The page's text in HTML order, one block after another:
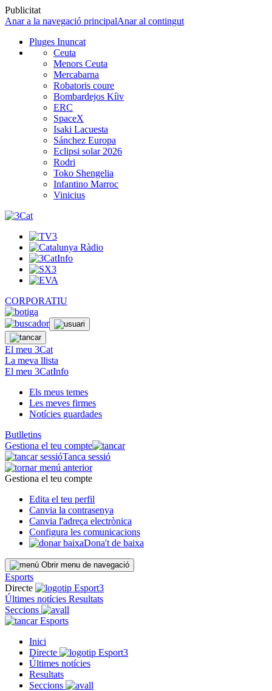
Publicitat
Anar a la navegació principalAnar al contingut
Pluges Inuncat
Ceuta
Menors Ceuta
Mercabarna
Robatoris coure
Bombardejos Kíiv
ERC
SpaceX
Isaki Lacuesta
Sánchez Europa
Eclipsi solar 2026
Rodri
Toko Shengelia
Infantino Marroc
Vinicius
CORPORATIU
El meu 3Cat
La meva llista
El meu 3CatInfo
Els meus temes
Les meves firmes
Notícies guardades
Butlletins
Gestiona el teu compte
Tanca sessió
Gestiona el teu compte
Edita el teu perfil
Canvia la contrasenya
Canvia l'adreça electrònica
Configura les comunicacions
Dona't de baixa
Obrir menu de navegació
Esports
Directe
Últimes notícies Resultats
Seccions
Esports
Inici
Directe
Últimes notícies
Resultats
Seccions